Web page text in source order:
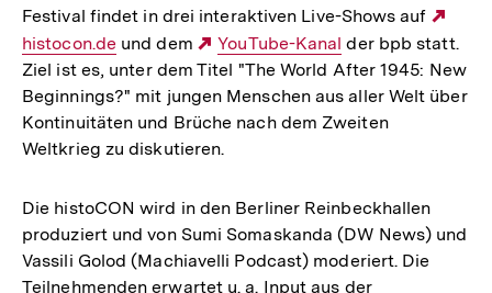
Festival findet in drei interaktiven Live-Shows auf
Link:
histocon.de und dem
Externer
Link:
YouTube-Kanal der bpb statt.
Ziel ist es, unter dem Titel "The World After 1945: New
Beginnings?" mit jungen Menschen aus aller Welt über
Kontinuitäten und Brüche nach dem Zweiten
Weltkrieg zu diskutieren.
Die histoCON wird in den Berliner Reinbeckhallen
produziert und von Sumi Somaskanda (DW News) und
Vassili Golod (Machiavelli Podcast) moderiert. Die
Teilnehmenden erwartet u. a. Input aus der